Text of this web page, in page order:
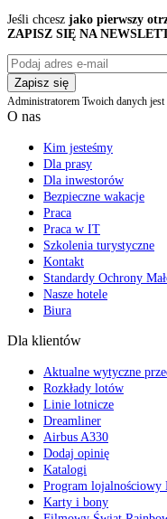
Jeśli chcesz jako pierwszy
ZAPISZ SIĘ NA
Zapisz się
Administratorem Twoich danych
O nas
Kim jesteśmy
Dla prasy
Dla inwestorów
Bezpieczne wakacje
Praca
Praca w IT
Szkolenia turystyczne
Kontakt
Standardy Ochrony
Nasze hotele
Biura
Dla klientów
Aktualne wytyczne
Rozkłady lotów
Linie lotnicze
Dreamliner
Airbus A330
Dodaj opinię
Katalogi
Program lojalnościowy
Karty i bony